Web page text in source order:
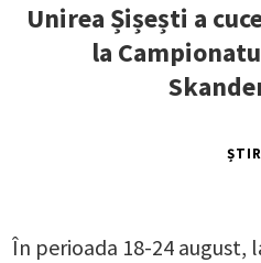
Unirea Șișești a
la
În perioada 18-24 august,